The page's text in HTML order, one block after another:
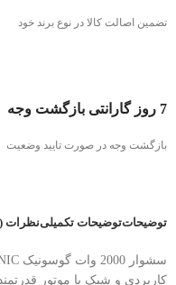
تضمین اصالت کالا در نوع برند خود
7 روز گارانتی بازگشت وجه
بازگشت وجه در صورت تایید وضعیت
توضیحاتتوضیحات تکمیلینظرات (0)